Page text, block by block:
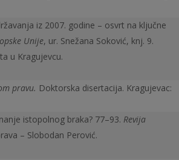
iz 2007. godine – osvrt na ključne
Unije, ur. Snežana Soković, knj. 9.
u Kragujevcu.
pravu. Doktorska disertacija. Kragujevac:
istopolnog braka? 77–93. Revija
– Slobodan Perović.